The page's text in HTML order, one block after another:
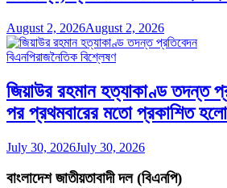
August 2, 2026August 2, 2026
বিএনপিরাজনৈতিক বিশ্লেষণ
জিয়াউর রহমান হত্যাকাণ্ড তদন্ত
পর প্রথমবারের মতো প্রকাশিত
July 30, 2026July 30, 2026
বাংলাদেশ জাতীয়তাবাদী দল (বিএনপি)